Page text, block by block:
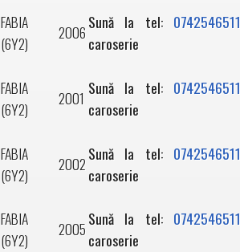
FABIA
(6Y2)
2006Sună la tel: 0742546511
caroserie
FABIA
(6Y2)
2001 Sună la tel: 0742546511
caroserie
FABIA
(6Y2)
2002Sună la tel: 0742546511
caroserie
FABIA
(6Y2)
2005Sună la tel: 0742546511
caroserie